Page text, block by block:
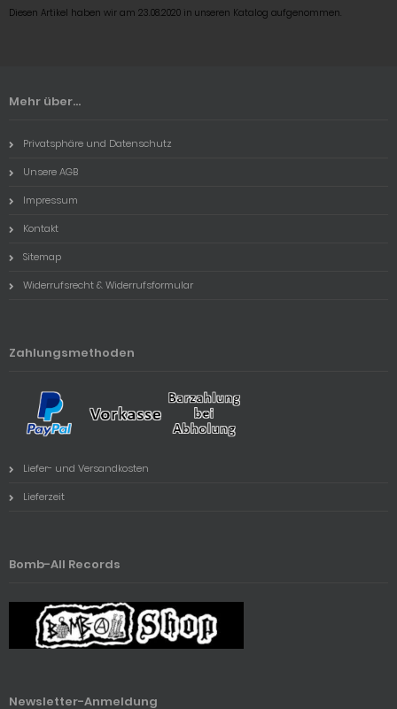
Diesen Artikel haben wir am 23.08.2020 in unseren Katalog aufgenommen.
Mehr über...
Privatsphäre und Datenschutz
Unsere AGB
Impressum
Kontakt
Sitemap
Widerrufsrecht & Widerrufsformular
Zahlungsmethoden
Liefer- und Versandkosten
Lieferzeit
Bomb-All Records
Newsletter-Anmeldung